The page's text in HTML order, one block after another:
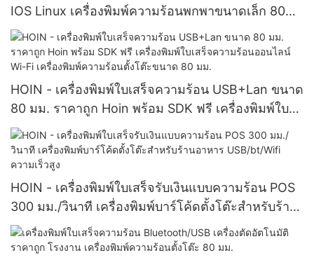
IOS Linux เครื่องพิมพ์ความร้อนพกพาขนาดเล็ก 80
มม. เครื่องพิมพ์ความร้อนพกพา
HOIN - เครื่องพิมพ์ใบเสร็จความร้อน USB+Lan ขนาด
80 มม. ราคาถูก Hoin พร้อม SDK ฟรี เครื่องพิมพ์ใบ
เสร็จความร้อนออนไลน์ Wi-Fi เครื่องพิมพ์ความร้อนตั้ง
โต๊ะขนาด 80 มม.
HOIN - เครื่องพิมพ์ใบเสร็จรับเงินแบบความร้อน POS
300 มม./วินาที เครื่องพิมพ์บาร์โค้ดตั้งโต๊ะสำหรับร้าน
อาหาร USB/bt/Wifi ความเร็วสูง